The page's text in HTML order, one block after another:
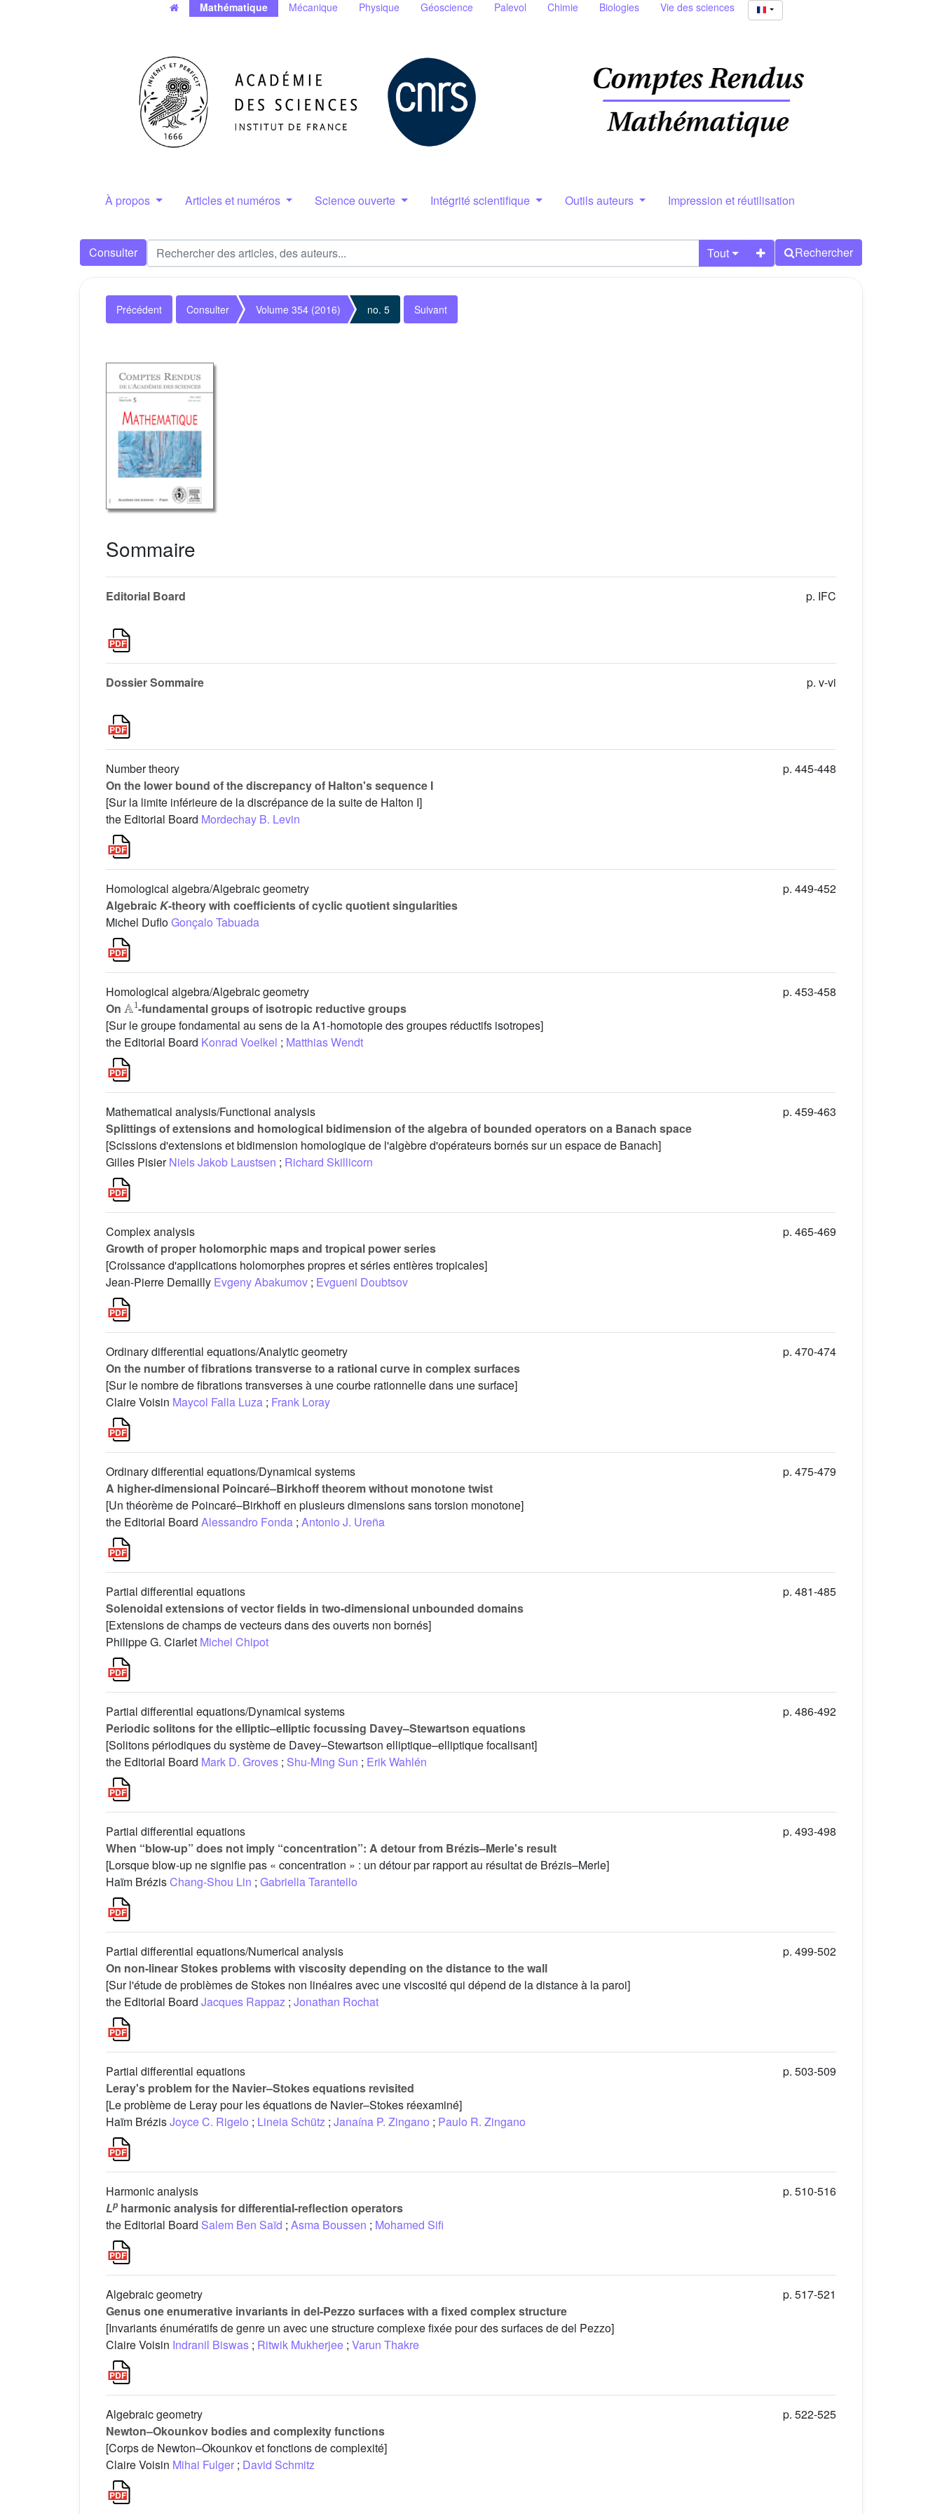
Mathématique Mécanique Physique Géoscience Palevol Chimie Biologies Vie des sciences
À propos Articles et numéros Science ouverte Intégrité scientifique Outils auteurs Impression et réutilisation
Consulter Tout Rechercher
Précédent Consulter Volume 354 (2016) no. 5 Suivant
Sommaire
Editorial Board p. IFC
Dossier Sommaire p. v-vi
Number theory
On the lower bound of the discrepancy of Halton's sequence I
[Sur la limite inférieure de la discrépance de la suite de Halton I]
the Editorial Board Mordechay B. Levin
p. 445-448
Homological algebra/Algebraic geometry
AlgebraicK-theory with coefficients of cyclic quotient singularities
Michel DufloGonçalo Tabuada
p. 449-452
Homological algebra/Algebraic geometry
On
A1
-fundamental groups of isotropic reductive groups
[Sur le groupe fondamental au sens de la A1-homotopie des groupes réductifs isotropes]
the Editorial Board Konrad Voelkel ; Matthias Wendt
p. 453-458
Mathematical analysis/Functional analysis
Splittings of extensions and homological bidimension of the algebra of bounded operators on a Banach space
[Scissions d'extensions et bidimension homologique de l'algèbre d'opérateurs bornés sur un espace de Banach]
Gilles PisierNiels Jakob Laustsen ; Richard Skillicorn
p. 459-463
Complex analysis
Growth of proper holomorphic maps and tropical power series
[Croissance d'applications holomorphes propres et séries entières tropicales]
Jean-Pierre Demailly Evgeny Abakumov ; Evgueni Doubtsov
p. 465-469
Ordinary differential equations/Analytic geometry
On the number of fibrations transverse to a rational curve in complex surfaces
[Sur le nombre de fibrations transverses à une courbe rationnelle dans une surface]
Claire Voisin Maycol Falla Luza ; Frank Loray
p. 470-474
Ordinary differential equations/Dynamical systems
A higher-dimensional Poincaré–Birkhoff theorem without monotone twist
[Un théorème de Poincaré–Birkhoff en plusieurs dimensions sans torsion monotone]
the Editorial Board Alessandro Fonda ; Antonio J. Ureña
p. 475-479
Partial differential equations
Solenoidal extensions of vector fields in two-dimensional unbounded domains
[Extensions de champs de vecteurs dans des ouverts non bornés]
Philippe G. Ciarlet Michel Chipot
p. 481-485
Partial differential equations/Dynamical systems
Periodic solitons for the elliptic–elliptic focussing Davey–Stewartson equations
[Solitons périodiques du système de Davey–Stewartson elliptique–elliptique focalisant]
the Editorial Board Mark D. Groves ; Shu-Ming Sun ; Erik Wahlén
p. 486-492
Partial differential equations
When “blow-up” does not imply “concentration”: A detour from Brézis–Merle's result
[Lorsque blow-up ne signifie pas « concentration » : un détour par rapport au résultat de Brézis–Merle]
Haïm BrézisChang-Shou Lin ; Gabriella Tarantello
p. 493-498
Partial differential equations/Numerical analysis
On non-linear Stokes problems with viscosity depending on the distance to the wall
[Sur l'étude de problèmes de Stokes non linéaires avec une viscosité qui dépend de la distance à la paroi]
the Editorial Board Jacques Rappaz ; Jonathan Rochat
p. 499-502
Partial differential equations
Leray's problem for the Navier–Stokes equations revisited
[Le problème de Leray pour les équations de Navier–Stokes réexaminé]
Haïm BrézisJoyce C. Rigelo ; Lineia Schütz ; Janaína P. Zingano ; Paulo R. Zingano
p. 503-509
Harmonic analysis
Lp harmonic analysis for differential-reflection operators
the Editorial Board Salem Ben Saïd ; Asma Boussen ; Mohamed Sifi
p. 510-516
Algebraic geometry
Genus one enumerative invariants in del-Pezzo surfaces with a fixed complex structure
[Invariants énumératifs de genre un avec une structure complexe fixée pour des surfaces de del Pezzo]
Claire Voisin Indranil Biswas ; Ritwik Mukherjee ; Varun Thakre
p. 517-521
Algebraic geometry
Newton–Okounkov bodies and complexity functions
[Corps de Newton–Okounkov et fonctions de complexité]
Claire Voisin Mihai Fulger ; David Schmitz
p. 522-525